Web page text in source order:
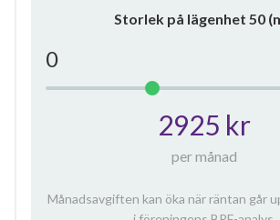
Storlek på lägenhet 50
0
2925 kr
per månad
Månadsavgiften kan öka när räntan går